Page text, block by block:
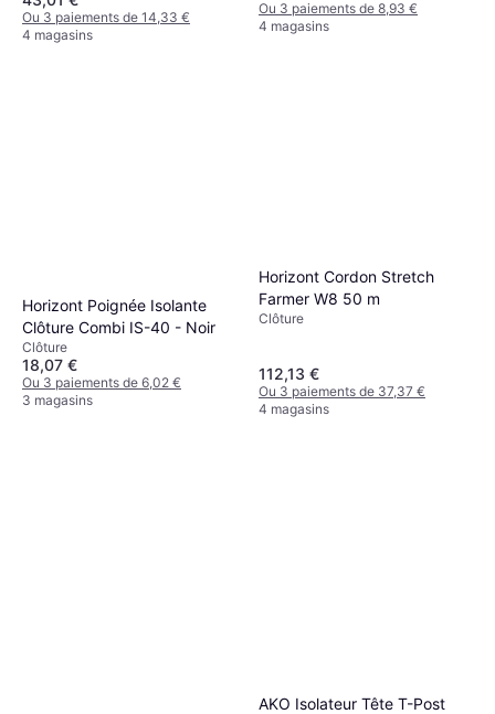
Ou 3 paiements de 14,33 €
4 magasins
Ou 3 paiements de 8,93 €
4 magasins
Horizont Poignée Isolante
Clôture Combi IS-40 - Noir
Clôture
18,07 €
Ou 3 paiements de 6,02 €
3 magasins
Horizont Cordon Stretch
Farmer W8 50 m
Clôture
112,13 €
Ou 3 paiements de 37,37 €
4 magasins
AKO Isolateur Tête T-Post